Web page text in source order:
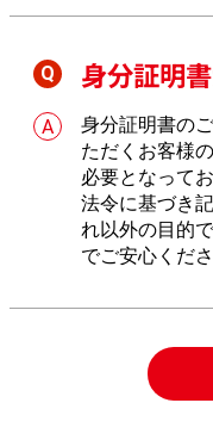
身分証明
身分証明書の
ただくお客様
必要となって
法令に基づき
れ以外の目的
でご安心くださ